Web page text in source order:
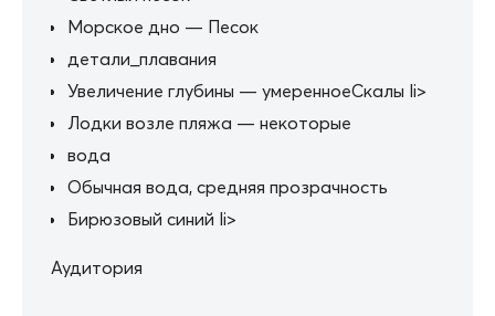
Морское дно — Песок
детали_плавания
Увеличение глубины — умеренноеСкалы li>
Лодки возле пляжа — некоторые
вода
Обычная вода, средняя прозрачность
Бирюзовый синий li>
Аудитория